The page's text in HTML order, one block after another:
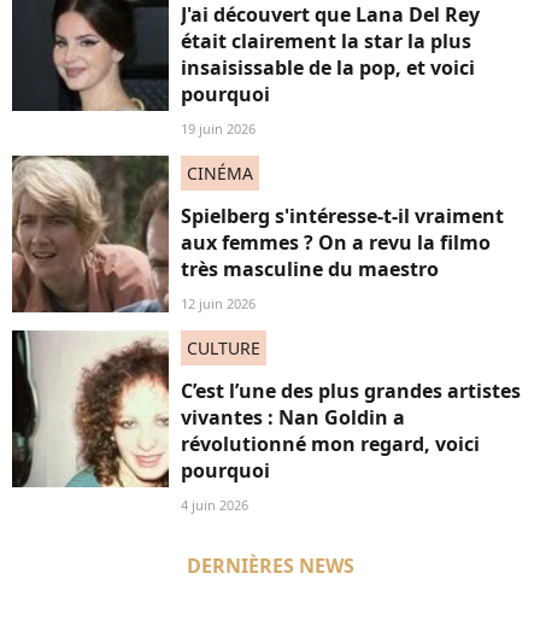
J'ai découvert que Lana Del Rey
était clairement la star la plus
insaisissable de la pop, et voici
pourquoi
19 juin 2026
CINÉMA
Spielberg s'intéresse-t-il vraiment
aux femmes ? On a revu la filmo
très masculine du maestro
12 juin 2026
CULTURE
C’est l’une des plus grandes artistes
vivantes : Nan Goldin a
révolutionné mon regard, voici
pourquoi
4 juin 2026
DERNIÈRES NEWS